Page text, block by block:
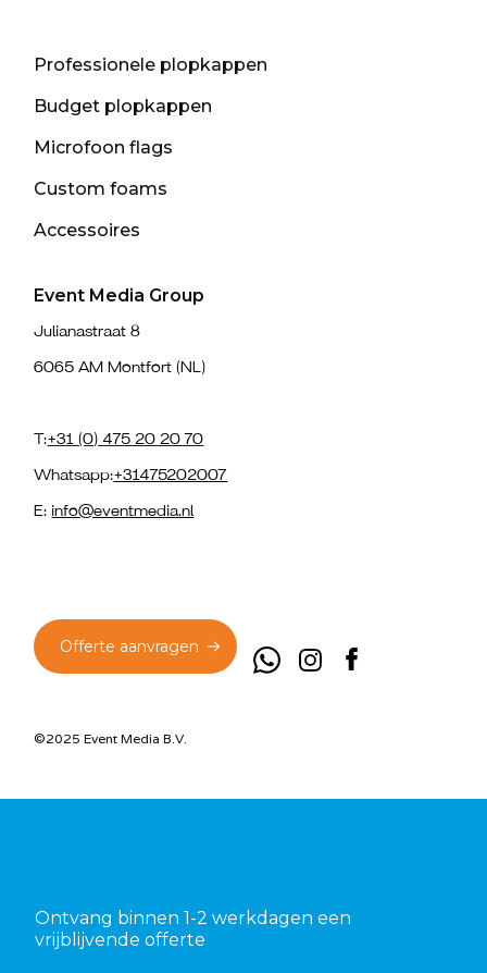
Professionele plopkappen
Budget plopkappen
Microfoon flags
Custom foams
Accessoires
Event Media Group
Julianastraat 8
6065 AM Montfort (NL)
T:+31 (0) 475 20 20 70
Whatsapp:+31475202007
E: info@eventmedia.nl
Offerte aanvragen
©2025 Event Media B.V.
Ontvang binnen 1-2 werkdagen een
vrijblijvende offerte